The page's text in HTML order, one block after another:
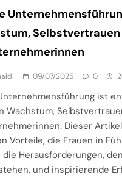
09/07/2025 0
ist
Wachstum,
Dieser
Vorteile, die Frauen in
Herausforderungen,
und inspirierende